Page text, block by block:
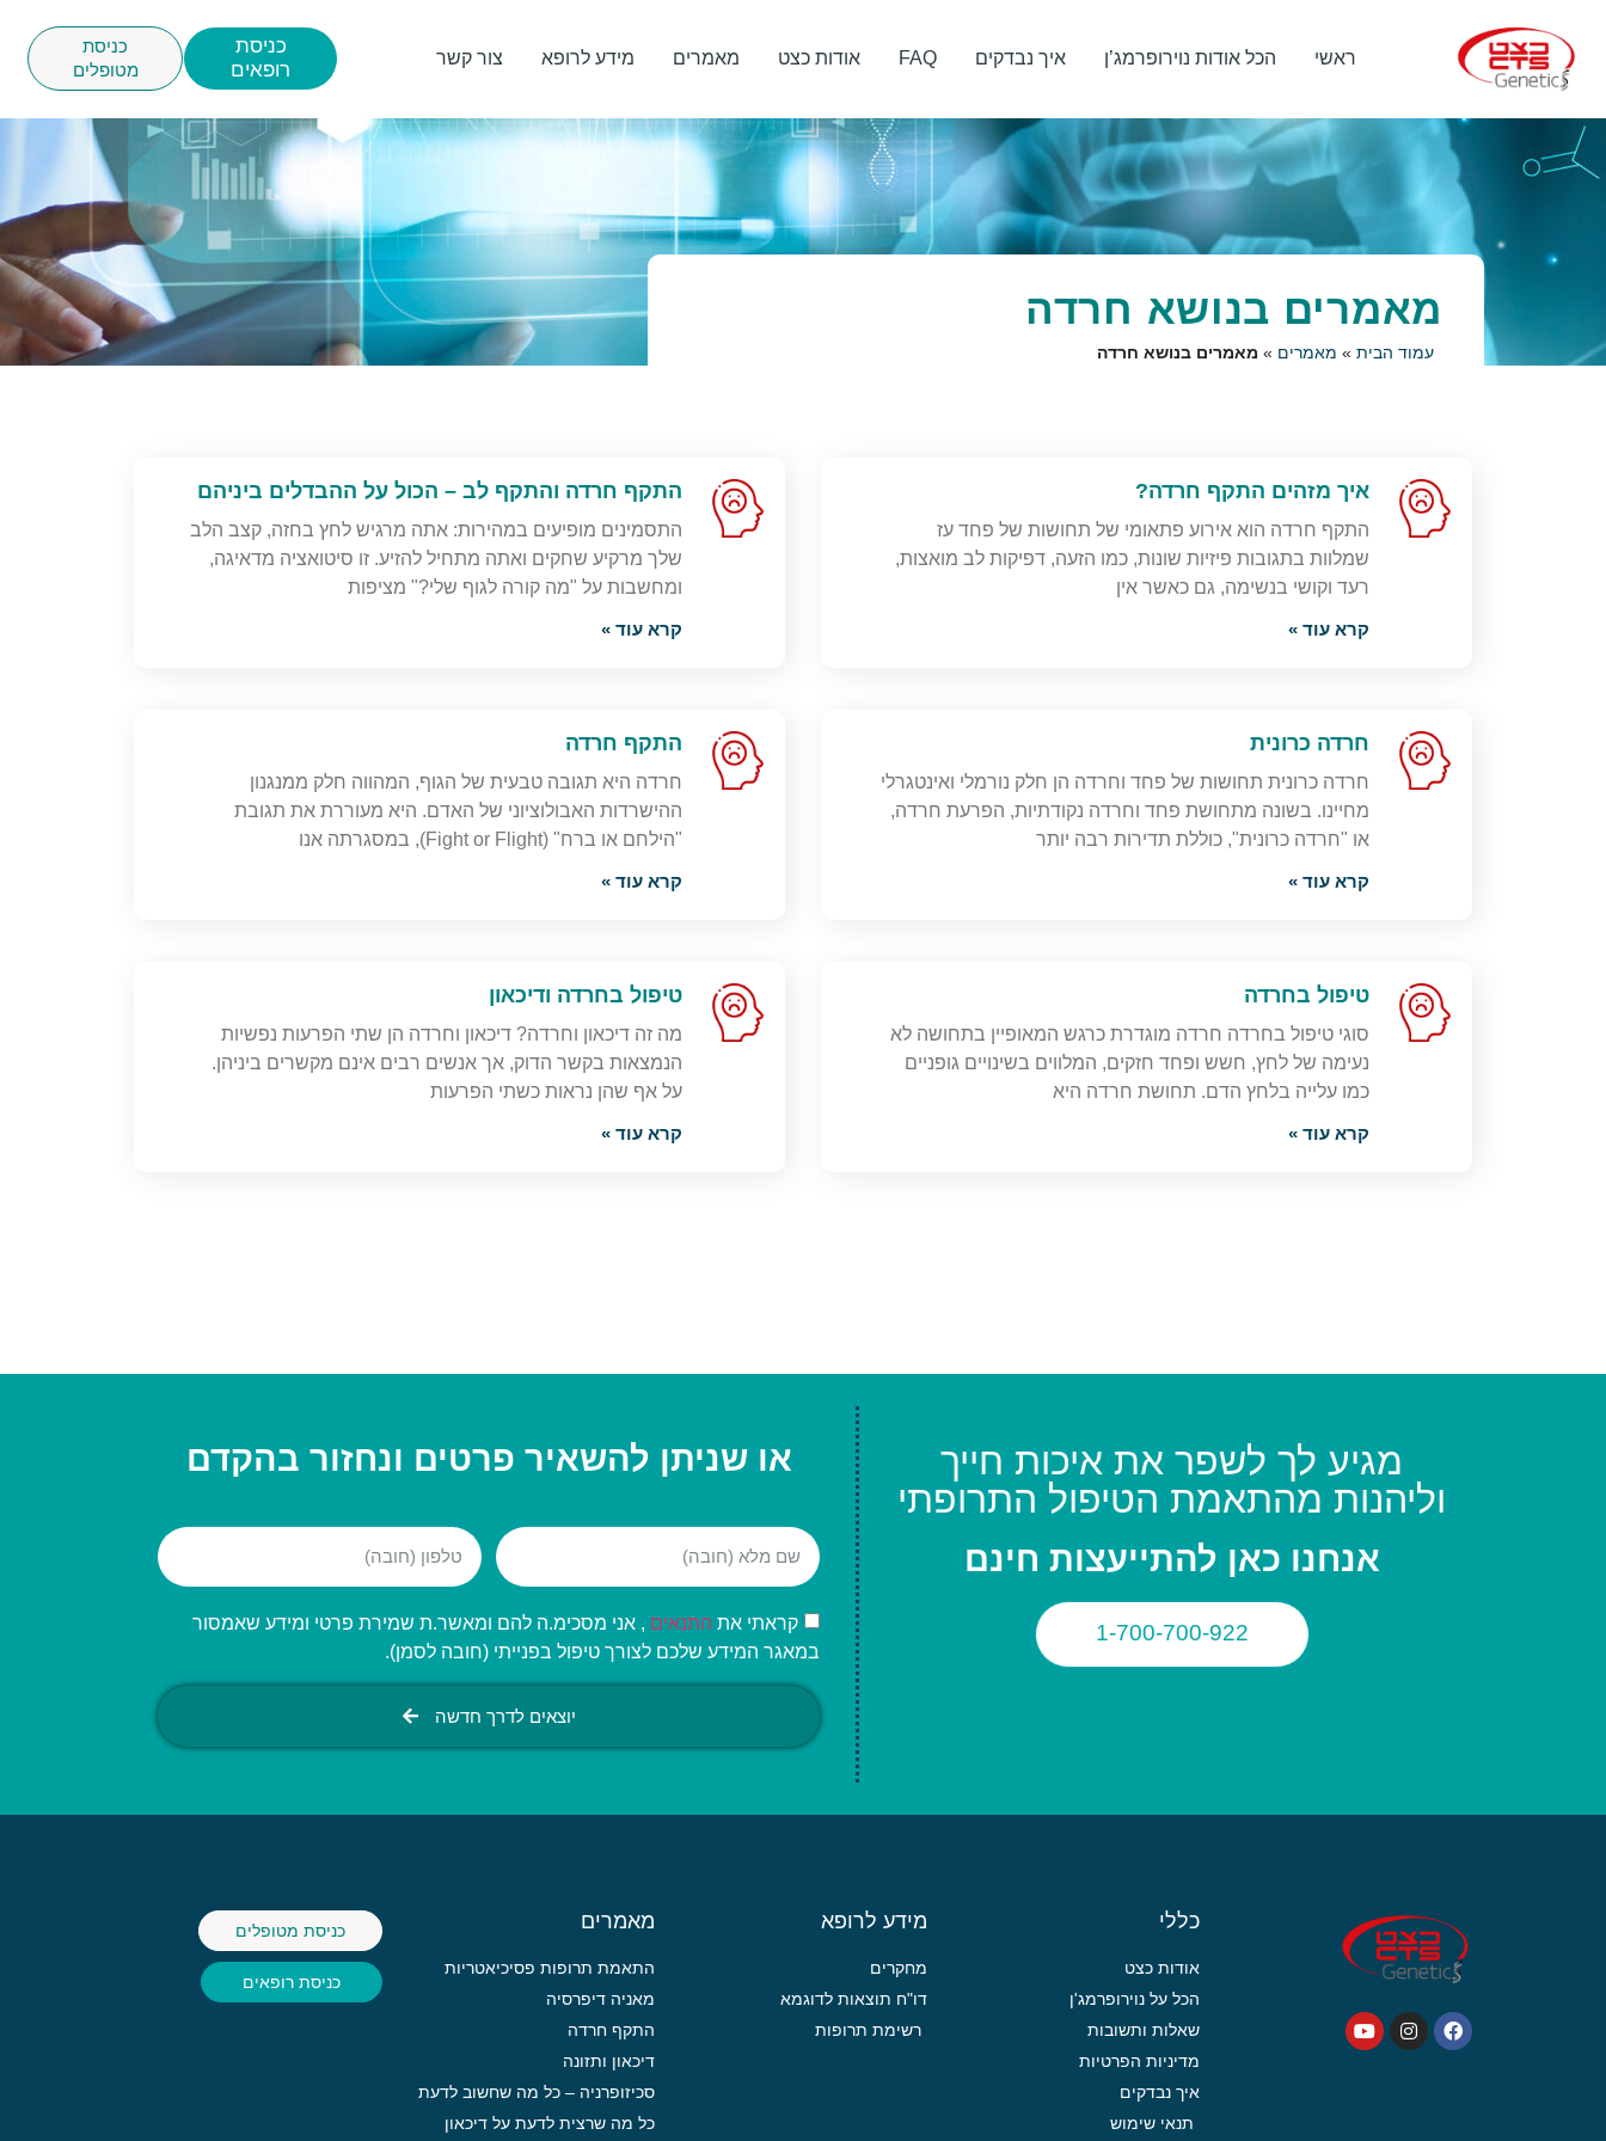
ראשי הכל אודות נוירופרמג’ן איך נבדקים FAQ אודות כצט מאמרים מידע לרופא צור קשר
כניסת
רופאים
כניסת
מטופלים
מאמרים בנושא חרדה
עמוד הבית » מאמרים » מאמרים בנושא חרדה
איך מזהים התקף חרדה?
התקף חרדה הוא אירוע פתאומי של תחושות של פחד עז
שמלוות בתגובות פיזיות שונות, כמו הזעה, דפיקות לב מואצות,
רעד וקושי בנשימה, גם כאשר אין
קרא עוד »
התקף חרדה והתקף לב – הכול על ההבדלים ביניהם
התסמינים מופיעים במהירות: אתה מרגיש לחץ בחזה, קצב הלב
שלך מרקיע שחקים ואתה מתחיל להזיע. זו סיטואציה מדאיגה,
ומחשבות על "מה קורה לגוף שלי?" מציפות
קרא עוד »
חרדה כרונית
חרדה כרונית תחושות של פחד וחרדה הן חלק נורמלי ואינטגרלי
מחיינו. בשונה מתחושת פחד וחרדה נקודתיות, הפרעת חרדה,
או "חרדה כרונית", כוללת תדירות רבה יותר
קרא עוד »
התקף חרדה
חרדה היא תגובה טבעית של הגוף, המהווה חלק ממנגנון
ההישרדות האבולוציוני של האדם. היא מעוררת את תגובת
"הילחם או ברח" (Fight or Flight), במסגרתה אנו
קרא עוד »
טיפול בחרדה
סוגי טיפול בחרדה חרדה מוגדרת כרגש המאופיין בתחושה לא
נעימה של לחץ, חשש ופחד חזקים, המלווים בשינויים גופניים
כמו עלייה בלחץ הדם. תחושת חרדה היא
קרא עוד »
טיפול בחרדה ודיכאון
מה זה דיכאון וחרדה? דיכאון וחרדה הן שתי הפרעות נפשיות
הנמצאות בקשר הדוק, אך אנשים רבים אינם מקשרים ביניהן.
על אף שהן נראות כשתי הפרעות
קרא עוד »
מגיע לך לשפר את איכות חייך
וליהנות מהתאמת הטיפול התרופתי
אנחנו כאן להתייעצות חינם
1-700-700-922
או שניתן להשאיר פרטים ונחזור בהקדם
קראתי את התנאים
, אני מסכימ.ה להם ומאשר.ת שמירת פרטי ומידע שאמסור
במאגר המידע שלכם לצורך טיפול בפנייתי (חובה לסמן).
יוצאים לדרך חדשה
כללי
אודות כצט
הכל על נוירופרמג'ן
שאלות ותשובות
מדיניות הפרטיות
איך נבדקים
תנאי שימוש
מידע לרופא
מחקרים
דו"ח תוצאות לדוגמא
רשימת תרופות
מאמרים
התאמת תרופות פסיכיאטריות
מאניה דיפרסיה
התקף חרדה
דיכאון ותזונה
סכיזופרניה – כל מה שחשוב לדעת
כל מה שרצית לדעת על דיכאון
כניסת מטופלים
כניסת רופאים